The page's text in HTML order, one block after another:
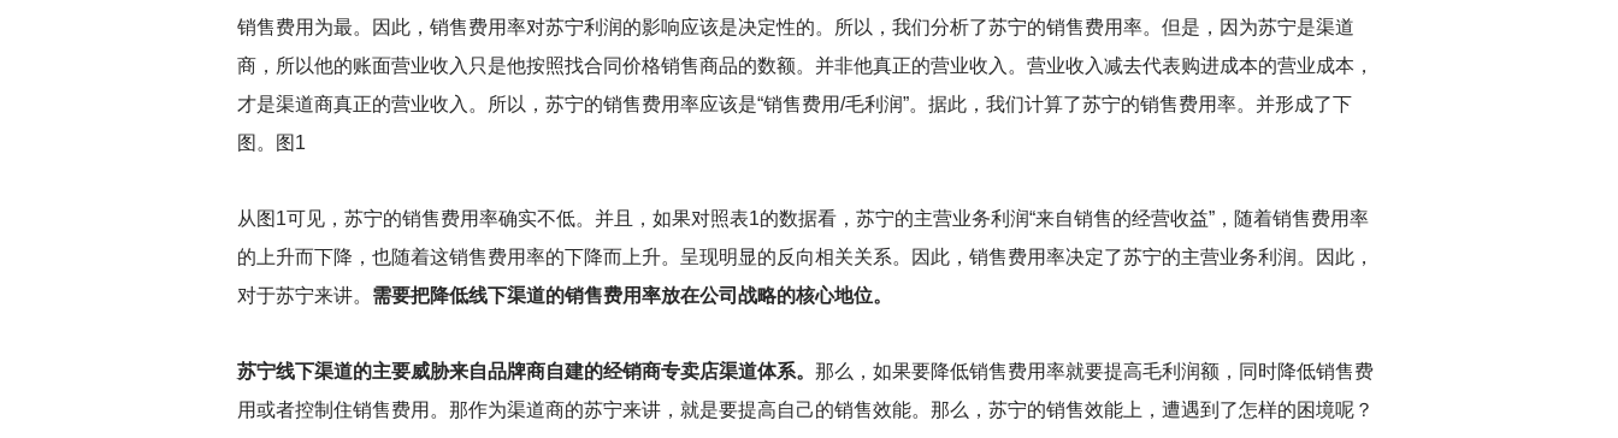
销售费用为最。因此，销售费用率对苏宁利润的影响应该是决定性的。所以，我们分析了苏宁的销售费用率。但是，因为苏宁是渠道
商，所以他的账面营业收入只是他按照找合同价格销售商品的数额。并非他真正的营业收入。营业收入减去代表购进成本的营业成本，
才是渠道商真正的营业收入。所以，苏宁的销售费用率应该是“销售费用/毛利润”。据此，我们计算了苏宁的销售费用率。并形成了下
图。图1
从图1可见，苏宁的销售费用率确实不低。并且，如果对照表1的数据看，苏宁的主营业务利润“来自销售的经营收益”，随着销售费用率
的上升而下降，也随着这销售费用率的下降而上升。呈现明显的反向相关关系。因此，销售费用率决定了苏宁的主营业务利润。因此，
对于苏宁来讲。 需要把降低线下渠道的销售费用率放在公司战略的核心地位。
苏宁线下渠道的主要威胁来自品牌商自建的经销商专卖店渠道体系。 那么，如果要降低销售费用率就要提高毛利润额，同时降低销售费
用或者控制住销售费用。那作为渠道商的苏宁来讲，就是要提高自己的销售效能。那么，苏宁的销售效能上，遭遇到了怎样的困境呢？